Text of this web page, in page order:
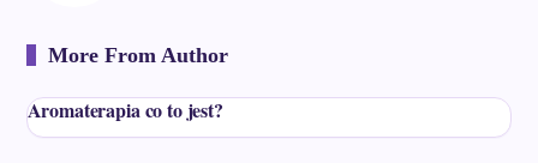
More From Author
Aromaterapia co to jest?